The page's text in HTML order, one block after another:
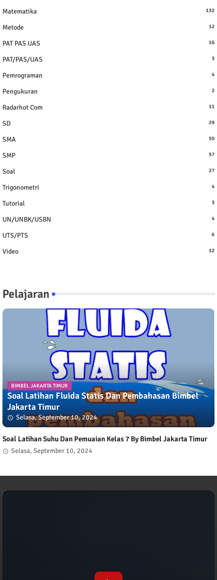
Matematika 132
Metode 12
PAT PAS UAS 16
PAT/PAS/UAS 3
Pemrograman 4
Pengukuran 2
Radarhot Com 11
SD 29
SMA 50
SMP 57
Soal 27
Trigonometri 4
Tutorial 3
UN/UNBK/USBN 4
UTS/PTS 6
Video 12
Pelajaran
BIMBEL JAKARTA TIMUR
Soal Latihan Fluida Statis Dan Pembahasan Bimbel
Jakarta Timur
Selasa, September 10, 2024
Soal Latihan Suhu Dan Pemuaian Kelas 7 By Bimbel Jakarta Timur
Selasa, September 10, 2024